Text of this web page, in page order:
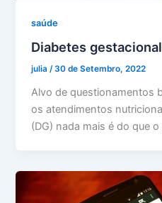
saúde
Diabetes
julia/30 de Setembro, 2022
Alvo de questionamentos
os atendimentos
(DG) nada mais é do que